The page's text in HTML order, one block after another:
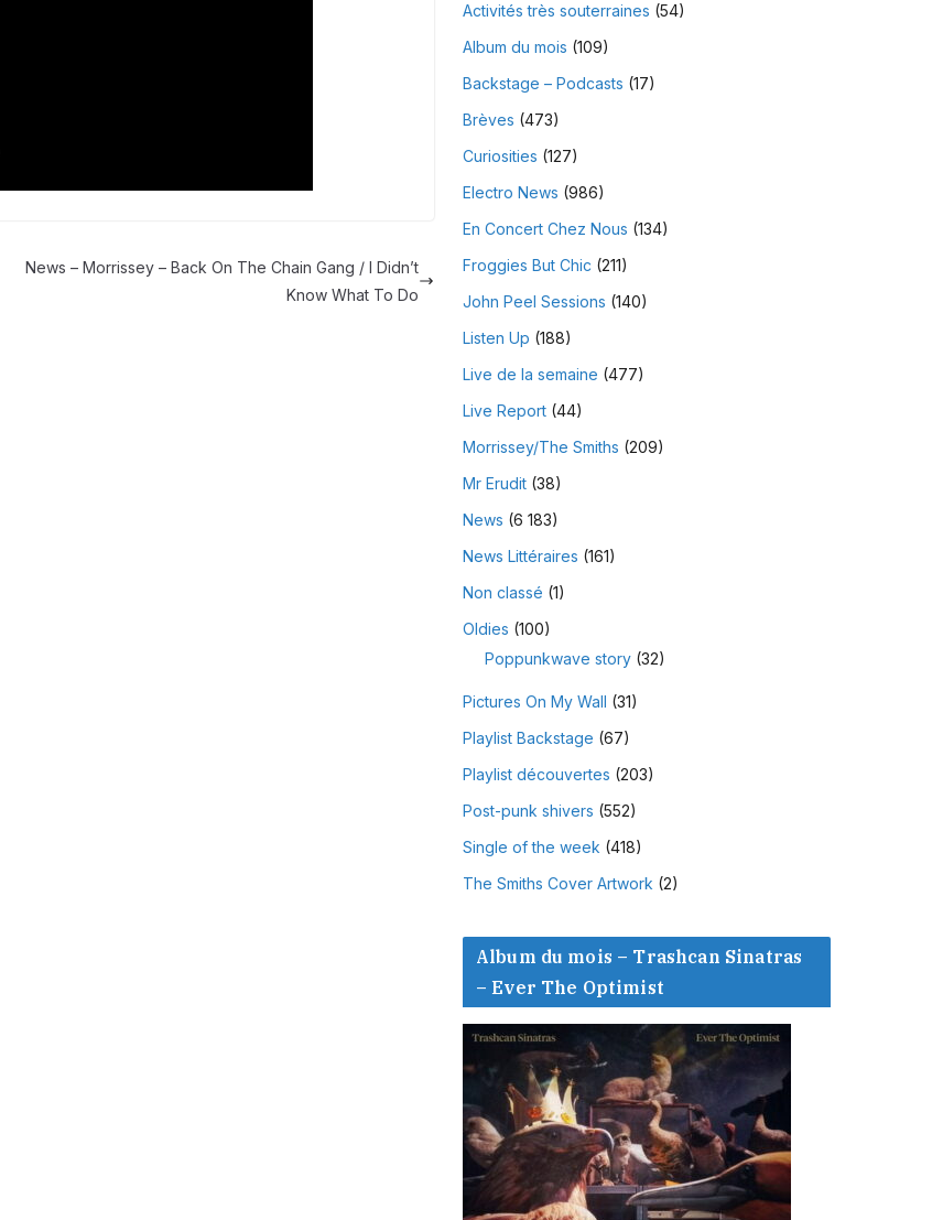
News – Morrissey – Back On The Chain Gang / I Didn’t
Know What To Do
Activités très souterraines (54)
Album du mois (109)
Backstage – Podcasts (17)
Brèves (473)
Curiosities (127)
Electro News (986)
En Concert Chez Nous (134)
Froggies But Chic (211)
John Peel Sessions (140)
Listen Up (188)
Live de la semaine (477)
Live Report(44)
Morrissey/The Smiths (209)
Mr Erudit(38)
News (6 183)
News Littéraires (161)
Non classé (1)
Oldies (100)
Poppunkwave story(32)
Pictures On My Wall (31)
Playlist Backstage (67)
Playlist découvertes (203)
Post-punk shivers (552)
Single of the week (418)
The Smiths Cover Artwork (2)
Album du mois – Trashcan Sinatras
– Ever The Optimist